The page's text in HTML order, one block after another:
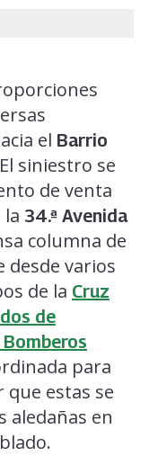
el Barrio
siniestro se
de venta
34.ª Avenida
columna de
desde varios
de la Cruz
de
para
que estas se
aledañas en